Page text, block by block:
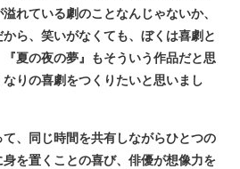
れている劇のことなんじゃないか、
ら、笑いがなくても、ぼくは喜劇と
夏の夜の夢』もそういう作品だと思
りの喜劇をつくりたいと思いまし
、同じ時間を共有しながらひとつの
を置くことの喜び、俳優が想像力を